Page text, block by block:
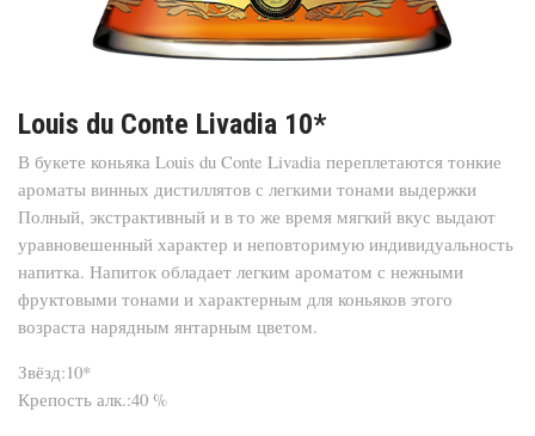
Louis du Conte Livadia 10*
В букете коньяка Louis du Conte Livadia переплетаются тонкие
ароматы винных дистиллятов с легкими тонами выдержки
Полный, экстрактивный и в то же время мягкий вкус выдают
уравновешенный характер и неповторимую индивидуальность
напитка. Напиток обладает легким ароматом с нежными
фруктовыми тонами и характерным для коньяков этого
возраста нарядным янтарным цветом.
Звёзд:10*
Крепость алк.:40 %